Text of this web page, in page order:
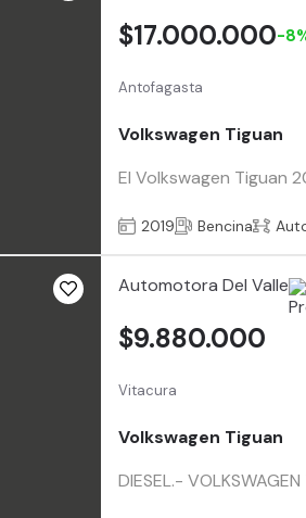
Antofagasta
Volkswagen Tiguan
El Volkswagen Tiguan
$17.000.000-
2019 Bencina
Automotora Del Valle
Vitacura
Volkswagen Tiguan
DIESEL.-
$9.880.000